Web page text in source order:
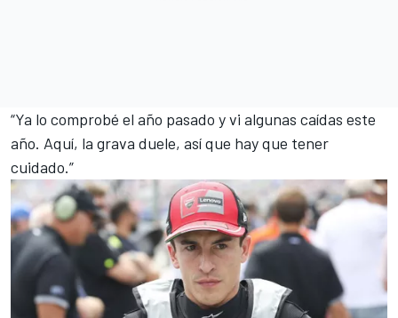
“Ya lo comprobé el año pasado y vi algunas caídas este
año. Aquí, la grava duele, así que hay que tener
cuidado.”